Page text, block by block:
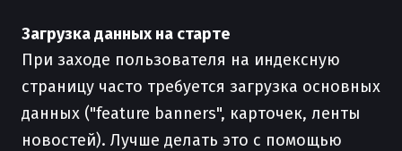
Загрузка данных на старте
При заходе пользователя на индексную
страницу часто требуется загрузка основных
данных ("feature banners", карточек, ленты
новостей). Лучше делать это с помощью